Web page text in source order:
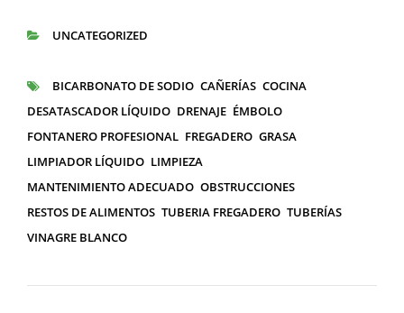
UNCATEGORIZED
ETIQUETAS
BICARBONATO DE SODIO CAÑERÍAS COCINA
DESATASCADOR LÍQUIDO DRENAJE ÉMBOLO
FONTANERO PROFESIONAL FREGADERO GRASA
LIMPIADOR LÍQUIDO LIMPIEZA
MANTENIMIENTO ADECUADO OBSTRUCCIONES
RESTOS DE ALIMENTOS TUBERIA FREGADERO TUBERÍAS
VINAGRE BLANCO